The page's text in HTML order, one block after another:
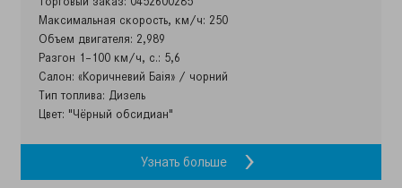
Максимальная скорость, км/ч: 250
Объем двигателя: 2,989
Разгон 1–100 км/ч, с.: 5,6
Салон: «Коричневий Баія» / чорний
Тип топлива: Дизель
Цвет: "Чёрный обсидиан"
Узнать больше